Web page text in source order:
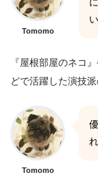
Tomomo
『屋根部屋のネコ
どで活躍した演技派
Tomomo